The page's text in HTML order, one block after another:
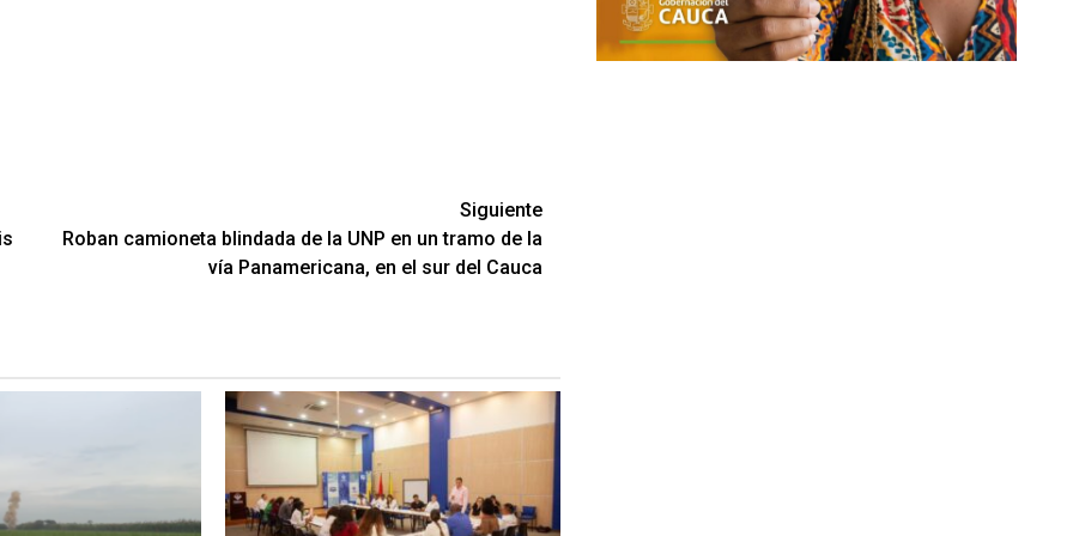
Siguiente
Roban camioneta blindada de la UNP en un tramo de la
vía Panamericana, en el sur del Cauca